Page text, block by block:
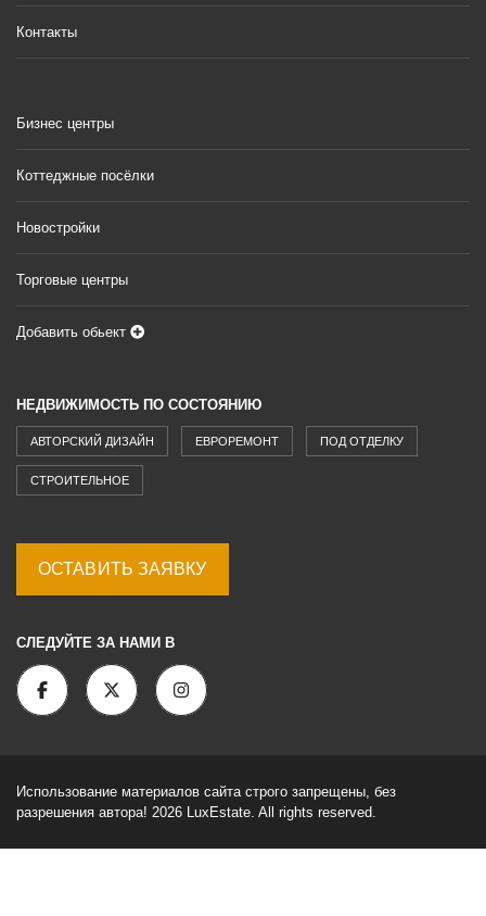
Контакты
Бизнес центры
Коттеджные посёлки
Новостройки
Торговые центры
Добавить обьект
НЕДВИЖИМОСТЬ ПО СОСТОЯНИЮ
АВТОРСКИЙ ДИЗАЙН ЕВРОРЕМОНТ ПОД ОТДЕЛКУ
СТРОИТЕЛЬНОЕ
ОСТАВИТЬ ЗАЯВКУ
СЛЕДУЙТЕ ЗА НАМИ В
Использование материалов сайта строго запрещены, без
разрешения автора! 2026 LuxEstate. All rights reserved.